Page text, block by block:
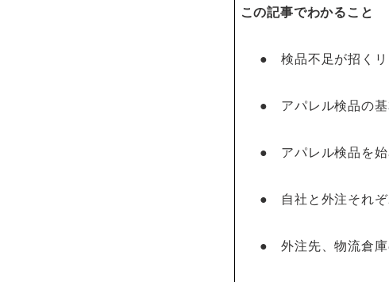
この記事でわかること
● 検品不足が招くリ
● アパレル検品の
● アパレル検品を
● 自社と外注それ
● 外注先、物流倉